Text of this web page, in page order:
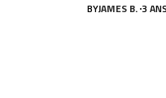
BYJAMES B. 3